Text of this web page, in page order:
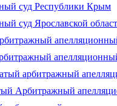
суд Республики Крым
суд Ярославской
арбитражный
Арбитражный